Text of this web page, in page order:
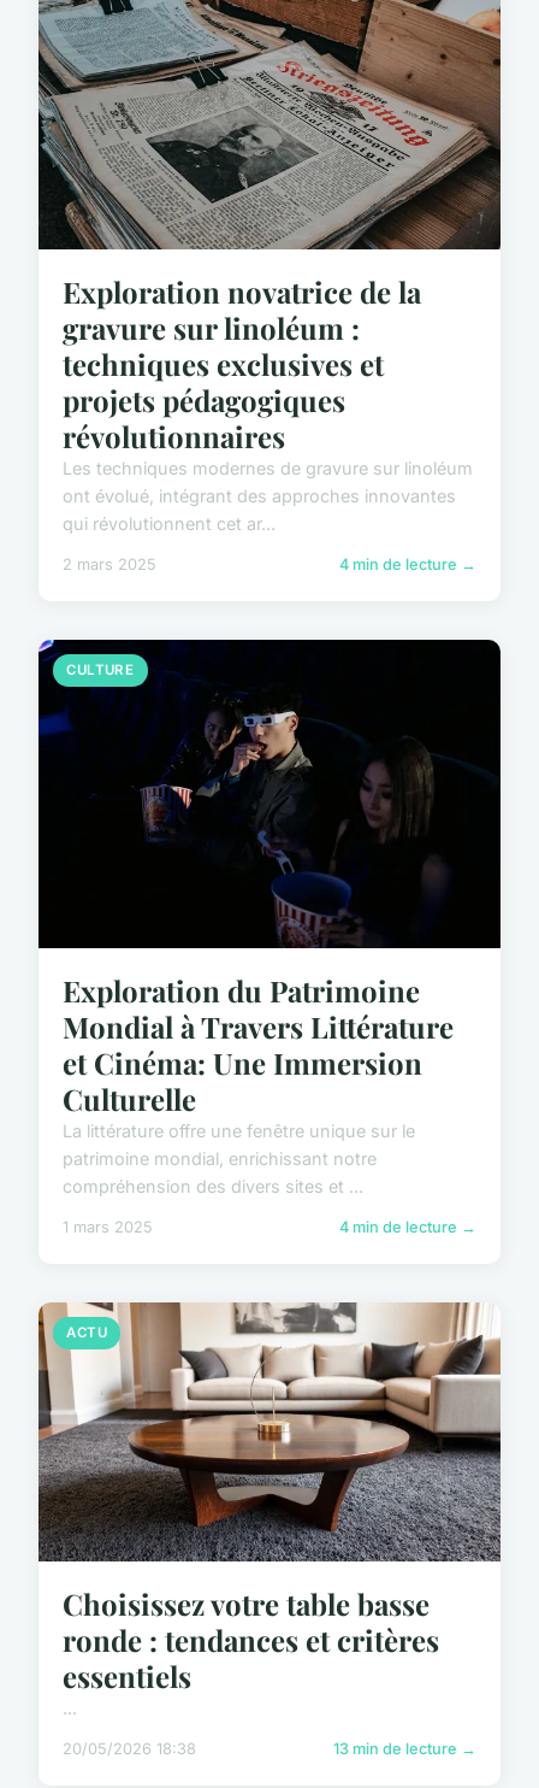
Exploration novatrice de la
gravure sur linoléum :
techniques exclusives et
projets pédagogiques
révolutionnaires
Les techniques modernes de gravure sur linoléum
ont évolué, intégrant des approches innovantes
qui révolutionnent cet ar...
2 mars 2025 4 min de lecture →
CULTURE
Exploration du Patrimoine
Mondial à Travers Littérature
et Cinéma: Une Immersion
Culturelle
La littérature offre une fenêtre unique sur le
patrimoine mondial, enrichissant notre
compréhension des divers sites et ...
1 mars 2025 4 min de lecture →
ACTU
Choisissez votre table basse
ronde : tendances et critères
essentiels
...
20/05/2026 18:38 13 min de lecture →